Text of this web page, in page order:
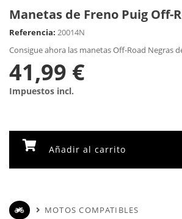
Manetas de Freno Puig Off-
Referencia: 20014N
Consigue ahora las manetas Off-Road Negras
41,99 €
Impuestos incl.
Añadir al carrito
MOTOS COMPATIBLES